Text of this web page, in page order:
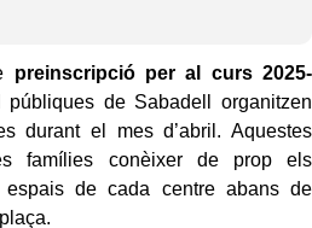
preinscripció per al curs 2025-
de Sabadell organitzen
durant el mes d’abril. Aquestes
famílies conèixer de prop els
de cada centre abans de